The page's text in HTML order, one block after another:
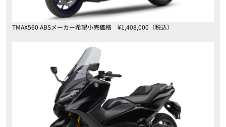
TMAX560 ABSメーカー希望小売価格 ¥1,408,000（税込）